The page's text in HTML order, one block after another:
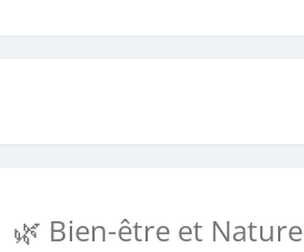
🌿 Bien-être et Nature